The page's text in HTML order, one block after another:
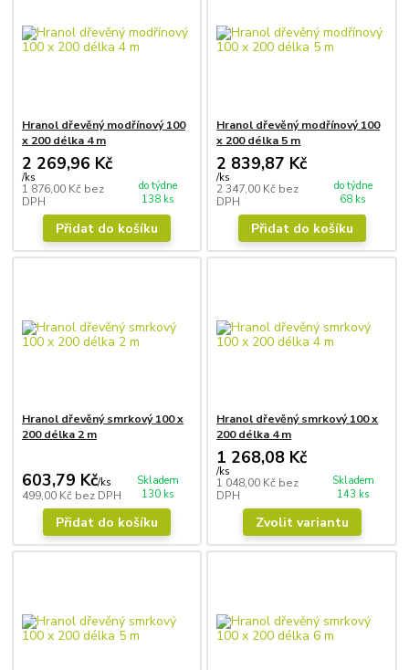
Hranol dřevěný modřínový 100
x 200 délka 4 m
2 269,96 Kč
/ks
1 876,00 Kč bez
DPH
do týdne
138 ks
Přidat do košíku
Hranol dřevěný modřínový 100
x 200 délka 5 m
2 839,87 Kč
/ks
2 347,00 Kč bez
DPH
do týdne
68 ks
Přidat do košíku
Hranol dřevěný smrkový 100 x
200 délka 2 m
603,79 Kč/ks
499,00 Kč bez DPH
Skladem
130 ks
Přidat do košíku
Hranol dřevěný smrkový 100 x
200 délka 4 m
1 268,08 Kč
/ks
1 048,00 Kč bez
DPH
Skladem
143 ks
Zvolit variantu